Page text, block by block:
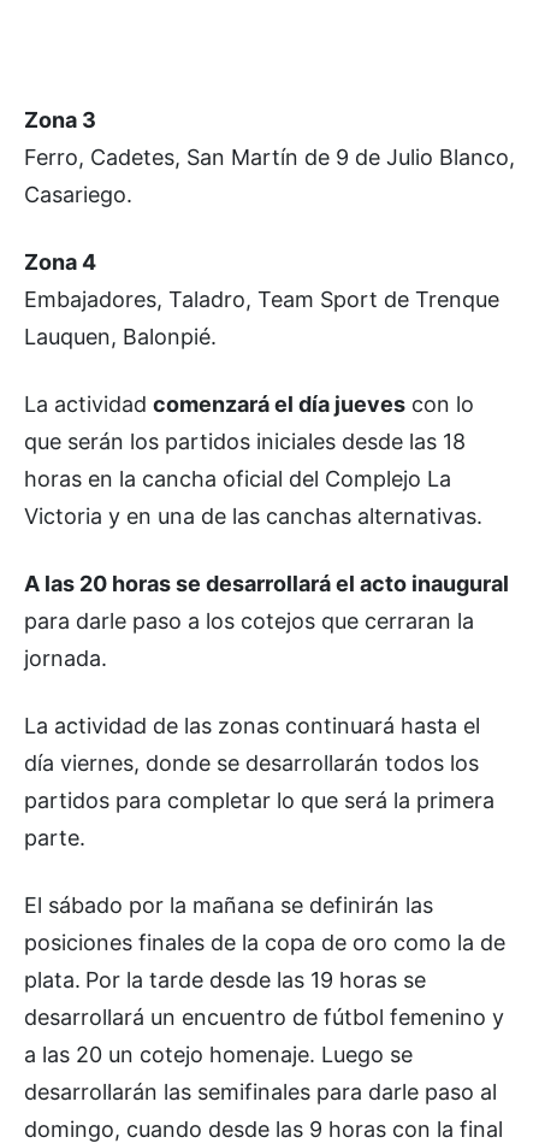
Zona 3
Ferro, Cadetes, San Martín de 9 de Julio Blanco,
Casariego.
Zona 4
Embajadores, Taladro, Team Sport de Trenque
Lauquen, Balonpié.
La actividad comenzará el día jueves con lo
que serán los partidos iniciales desde las 18
horas en la cancha oficial del Complejo La
Victoria y en una de las canchas alternativas.
A las 20 horas se desarrollará el acto inaugural
para darle paso a los cotejos que cerraran la
jornada.
La actividad de las zonas continuará hasta el
día viernes, donde se desarrollarán todos los
partidos para completar lo que será la primera
parte.
El sábado por la mañana se definirán las
posiciones finales de la copa de oro como la de
plata. Por la tarde desde las 19 horas se
desarrollará un encuentro de fútbol femenino y
a las 20 un cotejo homenaje. Luego se
desarrollarán las semifinales para darle paso al
domingo, cuando desde las 9 horas con la final